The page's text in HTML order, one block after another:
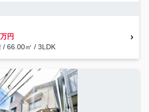
円
/ 66.00㎡ / 3LDK